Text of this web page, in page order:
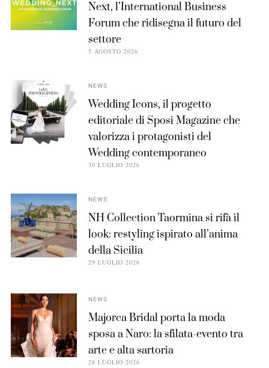
Next, l’International Business
Forum che ridisegna il futuro del
settore
5 AGOSTO 2026
NEWS
Wedding Icons, il progetto
editoriale di Sposi Magazine che
valorizza i protagonisti del
Wedding contemporaneo
30 LUGLIO 2026
NEWS
NH Collection Taormina si rifà il
look: restyling ispirato all’anima
della Sicilia
29 LUGLIO 2026
NEWS
Majorca Bridal porta la moda
sposa a Naro: la sfilata-evento tra
arte e alta sartoria
28 LUGLIO 2026